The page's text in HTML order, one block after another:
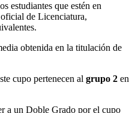
estudiantes que estén en
de Licenciatura,
obtenida en la titulación de
cupo pertenecen al grupo 2 en
a un Doble Grado por el cupo